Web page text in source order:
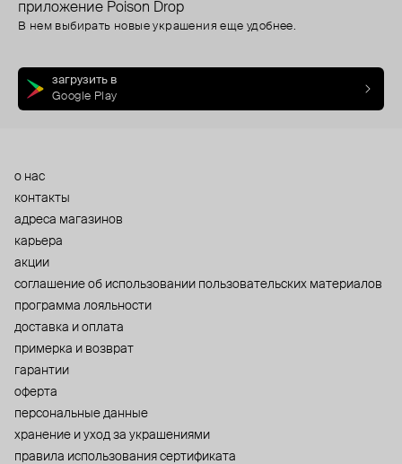
приложение Poison Drop
В нем выбирать новые украшения еще удобнее.
загрузить в
Google Play
о нас
контакты
адреса магазинов
карьера
акции
cоглашение об использовании пользовательских материалов
программа лояльности
доставка и оплата
примерка и возврат
гарантии
оферта
персональные данные
хранение и уход за украшениями
правила использования сертификата